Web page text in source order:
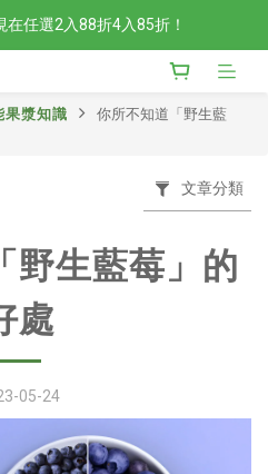
任選2入88折4入85折！
任選2入88折4入85折！
柚子和風醬！滿越多送越多
會員立刻享有120元購物金！
果漿知識
你所不知道「野生藍
文章分類
野生藍莓」的
處
05-24